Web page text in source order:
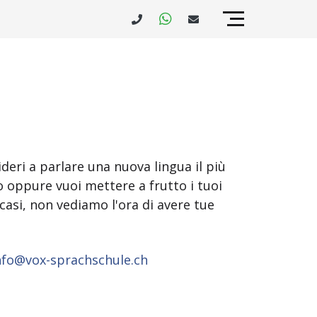
a parlare una nuova lingua il più
oppure vuoi mettere a frutto i tuoi
non vediamo l'ora di avere tue
sprachschule.ch